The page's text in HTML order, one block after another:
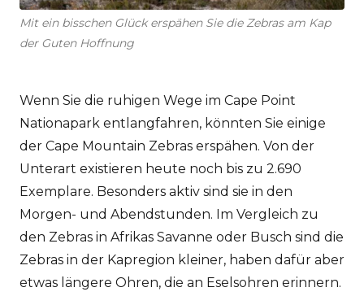
Mit ein bisschen Glück erspähen Sie die Zebras am Kap
der Guten Hoffnung
Wenn Sie die ruhigen Wege im Cape Point
Nationapark entlangfahren, könnten Sie einige
der Cape Mountain Zebras erspähen. Von der
Unterart existieren heute noch bis zu 2.690
Exemplare. Besonders aktiv sind sie in den
Morgen- und Abendstunden. Im Vergleich zu
den Zebras in Afrikas Savanne oder Busch sind die
Zebras in der Kapregion kleiner, haben dafür aber
etwas längere Ohren, die an Eselsohren erinnern.